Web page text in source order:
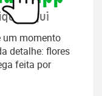
um momento
detalhe: flores
feita por